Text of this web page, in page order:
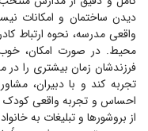
دیدن ساختمان و امکانات
واقعی مدرسه، نحوه ارتباط
محیط. در صورت امکان،
فرزندشان زمان بیشتری را در
تجربه کند و با دبیران،
احساس و تجربه واقعی کودک
از بروشور‌ها و تبلیغات به